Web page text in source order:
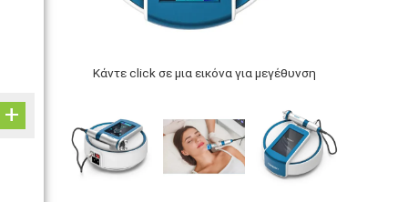
Κάντε click σε μια εικόνα για μεγέθυνση